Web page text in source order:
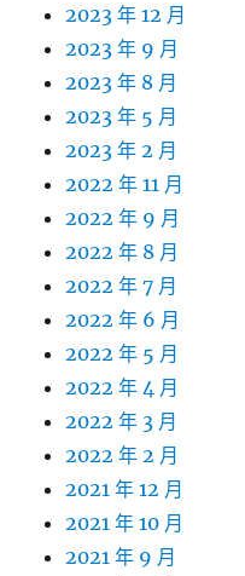
2023 年 12 月
2023 年 9 月
2023 年 8 月
2023 年 5 月
2023 年 2 月
2022 年 11 月
2022 年 9 月
2022 年 8 月
2022 年 7 月
2022 年 6 月
2022 年 5 月
2022 年 4 月
2022 年 3 月
2022 年 2 月
2021 年 12 月
2021 年 10 月
2021 年 9 月